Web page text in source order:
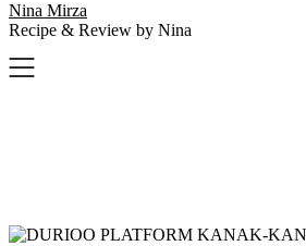
Nina Mirza
Recipe & Review by Nina